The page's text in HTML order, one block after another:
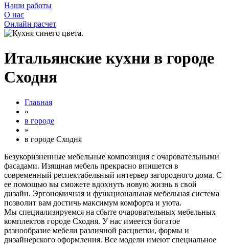
Наши работы
О нас
Онлайн расчет
Итальянские кухни в городе
Сходня
Главная
»
в городе
»
в городе Сходня
Безукоризненные мебельные композиция с очаровательными
фасадами. Изящная мебель прекрасно впишется в
современный респектабельный интерьер загородного дома. С
ее помощью вы сможете вдохнуть новую жизнь в свой
дизайн. Эргономичная и функциональная мебельная система
позволит вам достичь максимум комфорта и уюта.
Мы специализируемся на сбыте очаровательных мебельных
комплектов городе Сходня. У нас имеется богатое
разнообразие мебели различной расцветки, формы и
дизайнерского оформления. Все модели имеют специальное